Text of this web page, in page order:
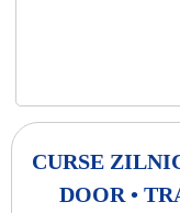
CURSE
DOOR •